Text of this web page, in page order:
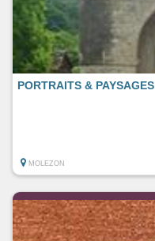
PORTRAITS & PAYSAGES
MOLEZON